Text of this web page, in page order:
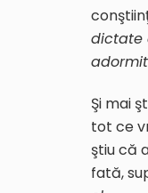
dictate
Şi mai
tot ce
ştiu că
fată,